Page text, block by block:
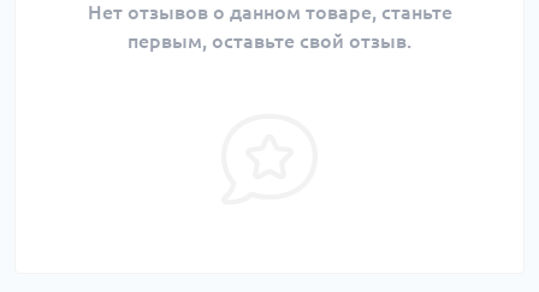
Нет отзывов о данном товаре, станьте
первым, оставьте свой отзыв.